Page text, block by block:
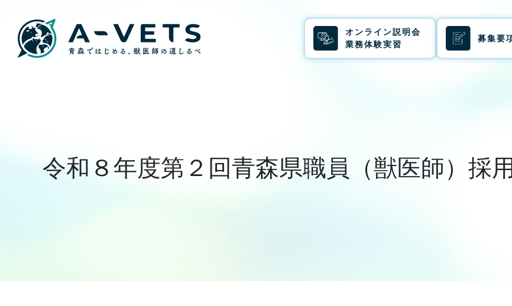
オンライン説明会
業務体験実習
募集要
令和８年度第２回青森県職員（獣医師）採